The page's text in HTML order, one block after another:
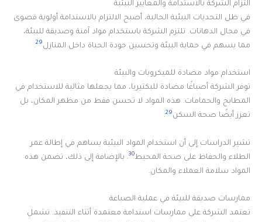
التزام الشركة بالاستدامة والمعايير البيئية
في ظل التحديات البيئية الحالية، أصبح الالتزام بالاستدامة أولوية قصوى
في مجال الدهانات. تلتزم الشركة باستخدام مواد آمنة وصديقة للبيئة،
مما يسهم في حماية البيئة وتحسين جودة الحياة داخل المنازل29
.
استخدام مواد مضادة للميكروبات والبيئة
توفر الشركة أصباغًا مضادة للبكتيريا، مما يجعلها مثالية للاستخدام في
المطابخ والحمامات. هذه المواد لا تحسن فقط من مظهر المكان، بل
تعزز أيضًا صحة السكن29
.
تشير الدراسات إلى أن استخدام المواد البيئية يساهم في إطالة عمر
الطلاء والحفاظ على صحة المحيط30. بالإضافة إلى ذلك، تضمن هذه
المواد سلامة العملاء والمكان.
ممارسات صديقة للبيئة في عملية الصباغة
تعتمد الشركة على ممارسات استدامة معتمدة أثناء التنفيذ. تشمل